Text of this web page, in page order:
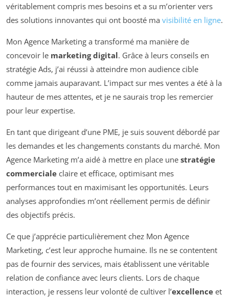
véritablement compris mes besoins et a su m’orienter vers
des solutions innovantes qui ont boosté ma visibilité en ligne.
Mon Agence Marketing a transformé ma manière de
concevoir le marketing digital. Grâce à leurs conseils en
stratégie Ads, j’ai réussi à atteindre mon audience cible
comme jamais auparavant. L’impact sur mes ventes a été à la
hauteur de mes attentes, et je ne saurais trop les remercier
pour leur expertise.
En tant que dirigeant d’une PME, je suis souvent débordé par
les demandes et les changements constants du marché. Mon
Agence Marketing m’a aidé à mettre en place une stratégie
commerciale claire et efficace, optimisant mes
performances tout en maximisant les opportunités. Leurs
analyses approfondies m’ont réellement permis de définir
des objectifs précis.
Ce que j’apprécie particulièrement chez Mon Agence
Marketing, c’est leur approche humaine. Ils ne se contentent
pas de fournir des services, mais établissent une véritable
relation de confiance avec leurs clients. Lors de chaque
interaction, je ressens leur volonté de cultiver l’excellence et